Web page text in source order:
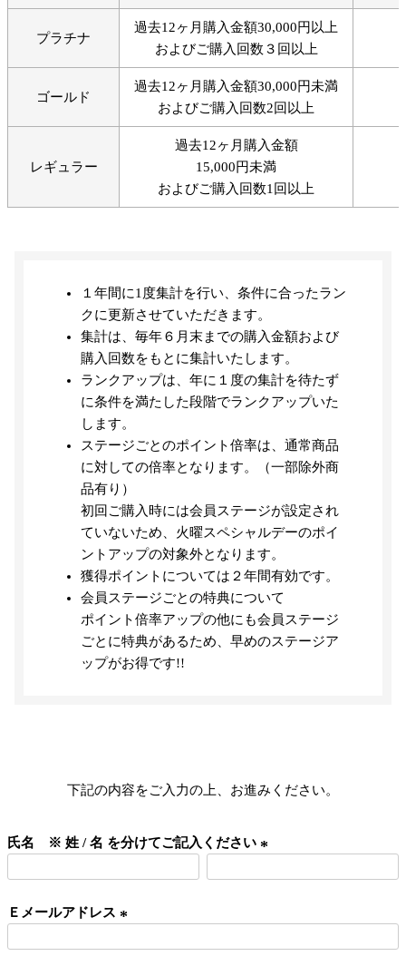
プラチナ
過去12ヶ月購入金額30,000円以上
およびご購入回数３回以上
ゴールド
過去12ヶ月購入金額30,000円未満
およびご購入回数2回以上
レギュラー
過去12ヶ月購入金額
15,000円未満
およびご購入回数1回以上
１年間に1度集計を行い、条件に合ったラン
クに更新させていただきます。
集計は、毎年６月末までの購入金額および
購入回数をもとに集計いたします。
ランクアップは、年に１度の集計を待たず
に条件を満たした段階でランクアップいた
します。
ステージごとのポイント倍率は、通常商品
に対しての倍率となります。（一部除外商
品有り）
初回ご購入時には会員ステージが設定され
ていないため、火曜スペシャルデーのポイ
ントアップの対象外となります。
獲得ポイントについては２年間有効です。
会員ステージごとの特典について
ポイント倍率アップの他にも会員ステージ
ごとに特典があるため、早めのステージア
ップがお得です!!
下記の内容をご入力の上、お進みください。
氏名 ※ 姓 / 名 を分けてご記入ください
Ｅメールアドレス